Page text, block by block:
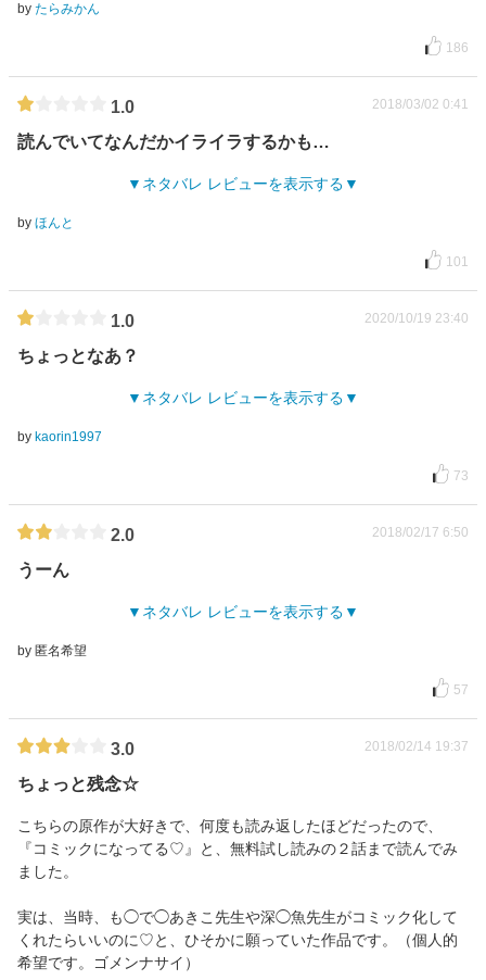
by たらみかん
186
1.0 2018/03/02 0:41
読んでいてなんだかイライラするかも…
ネタバレ レビューを表示する
by ほんと
101
1.0 2020/10/19 23:40
ちょっとなあ？
ネタバレ レビューを表示する
by kaorin1997
73
2.0 2018/02/17 6:50
うーん
ネタバレ レビューを表示する
by 匿名希望
57
3.0 2018/02/14 19:37
ちょっと残念☆
こちらの原作が大好きで、何度も読み返したほどだったので、
『コミックになってる♡』と、無料試し読みの２話まで読んでみ
ました。
実は、当時、も◯で◯あきこ先生や深◯魚先生がコミック化して
くれたらいいのに♡と、ひそかに願っていた作品です。（個人的
希望です。ゴメンナサイ）